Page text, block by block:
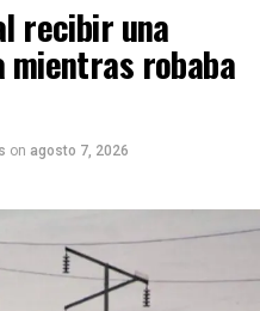
recibir una
robaba
on agosto 7, 2026